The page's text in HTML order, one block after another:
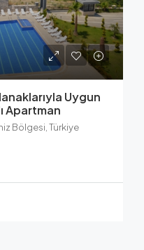
Uygun
Apartman
Bölgesi, Türkiye